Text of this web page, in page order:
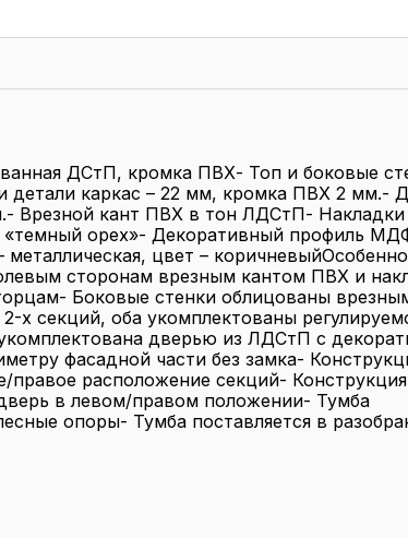
ДСтП, кромка ПВХ- Топ и боковые
каркас – 22 мм, кромка ПВХ 2 мм.-
Врезной кант ПВХ в тон ЛДСтП- Накладки
«темный орех»- Декоративный профиль
металлическая, цвет –
сторонам врезным кантом ПВХ и
Боковые стенки облицованы
х секций, оба укомплектованы
дверью из ЛДСтП с
фасадной части без замка-
правое расположение секций-
в левом/правом положении- Тумба
опоры- Тумба поставляется в